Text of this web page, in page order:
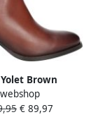
Brown
€ 89,97